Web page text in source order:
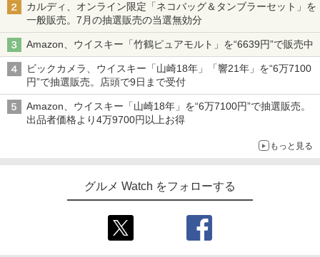
カルディ、オンライン限定「ネコバッグ＆タンブラーセット」を
一般販売。7月の抽選販売の当選無効分
Amazon、ウイスキー「竹鶴ピュアモルト」を“6639円”で販売中
ビックカメラ、ウイスキー「山崎18年」「響21年」を“6万7100
円”で抽選販売。店頭で9日まで受付
Amazon、ウイスキー「山崎18年」を“6万7100円”で抽選販売。
出品者価格より4万9700円以上お得
もっと見る
グルメ Watch をフォローする